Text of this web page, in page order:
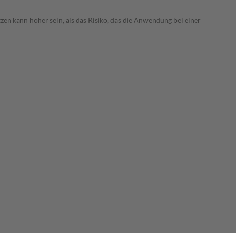
kann höher sein, als das Risiko, das die Anwendung bei einer